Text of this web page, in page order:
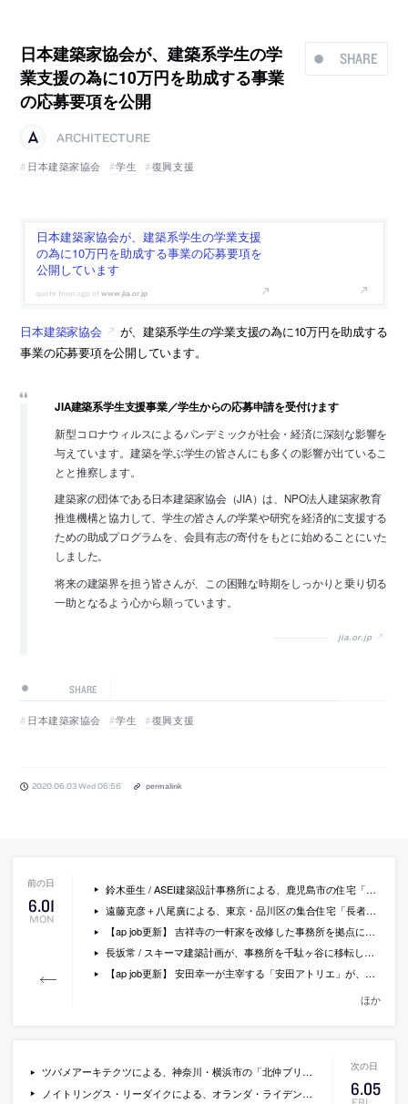
SHARE
日本建築家協会が、建築系学生の学
業支援の為に10万円を助成する事業
の応募要項を公開
ARCHITECTURE
日本建築家協会
学生 復興支援
日本建築家協会が、建築系学生の学業支援
の為に10万円を助成する事業の応募要項を
公開しています
www.jia.or.jp
日本建築家協会
が、建築系学生の学業支援の為に10万円を助成する
事業の応募要項を公開しています。
JIA建築系学生支援事業／学生からの応募申請を受付けます
新型コロナウィルスによるパンデミックが社会・経済に深刻な影響を
与えています。建築を学ぶ学生の皆さんにも多くの影響が出ているこ
とと推察します。
建築家の団体である日本建築家協会（JIA）は、NPO法人建築家教育
推進機構と協力して、学生の皆さんの学業や研究を経済的に支援する
ための助成プログラムを、会員有志の寄付をもとに始めることにいた
しました。
将来の建築界を担う皆さんが、この困難な時期をしっかりと乗り切る
一助となるよう心から願っています。
jia.or.jp
SHARE
日本建築家協会 学生 復興支援
2020.06.03 Wed 06:56 permalink
6.01
MON
鈴木亜生 / ASEI建築設計事務所による、鹿児島市の住宅「SHIRASU／桜島」
遠藤克彦＋八尾廣による、東京・品川区の集合住宅「長者丸 VIEW TERRACE」
【ap job更新】 吉祥寺の一軒家を改修した事務所を拠点に、楽しく仕事に取り組む「佐久間徹設計事務所 株式会社」が、2020年夏の設計スタッフ（新卒に近い方・経験者）を募集中
長坂常 / スキーマ建築計画が、事務所を千駄ヶ谷に移転していて、そのセルフリノベの様子の写真をサイトで公開
【ap job更新】 安田幸一が主宰する「安田アトリエ」が、設計スタッフを緊急募集中
ほか
6.05
ツバメアーキテクツによる、神奈川・横浜市の「北仲ブリックの照明デザイン」
ノイトリングス・リーダイクによる、オランダ・ライデンの駅周辺の再開発計画「Lorentz」の第一期の写真と図面